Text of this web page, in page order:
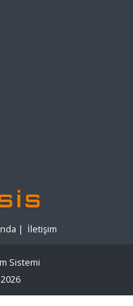
| İletişim
Sistemi